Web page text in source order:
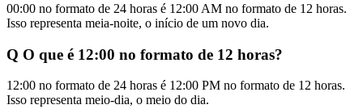
00:00 no formato de 24 horas é 12:00 AM no formato de 12 horas.
Isso representa meia-noite, o início de um novo dia.
Q O que é 12:00 no formato de 12 horas?
12:00 no formato de 24 horas é 12:00 PM no formato de 12 horas.
Isso representa meio-dia, o meio do dia.